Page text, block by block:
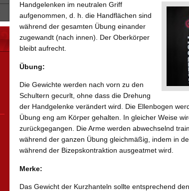
Handgelenken im neutralen Griff
aufgenommen, d. h. die Handflächen sind
während der gesamten Übung einander
zugewandt (nach innen). Der Oberkörper
bleibt aufrecht.
Übung:
Die Gewichte werden nach vorn zu den
Schultern gecurlt, ohne dass die Drehung
der Handgelenke verändert wird. Die Ellenbogen
Übung eng am Körper gehalten. In gleicher Weise
zurückgegangen. Die Arme werden abwechselnd
während der ganzen Übung gleichmäßig, indem in
während der Bizepskontraktion ausgeatmet wird.
Merke:
Das Gewicht der Kurzhanteln sollte entsprechend